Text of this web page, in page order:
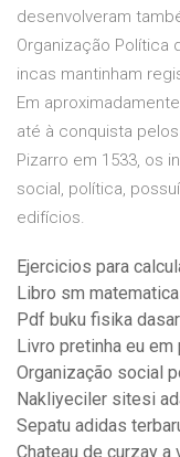
desenvolveram
Organização Política
incas mantinham
Em
até à conquista
Pizarro em 1533, os
social, política,
edifícios.
Ejercicios para
Libro sm
Pdf buku fisika
Livro pretinha eu em
Organização social
Nakliyeciler sitesi
Sepatu adidas
Chateau de curzay a